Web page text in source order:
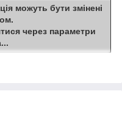
можуть бути змінені
через параметри